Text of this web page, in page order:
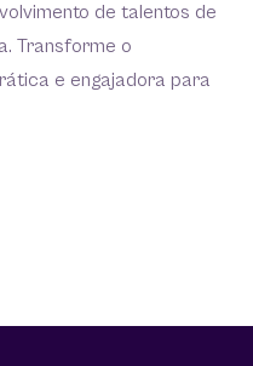
de talentos de
Transforme o
e engajadora para